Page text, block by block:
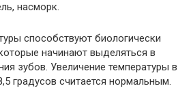
насморк.
способствуют биологически
начинают выделяться в
зубов. Увеличение температуры в
градусов считается нормальным.